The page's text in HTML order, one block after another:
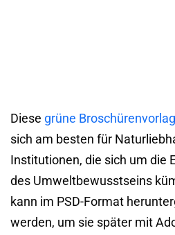
Diese grüne
sich am besten für
Institutionen, die sich um die
des Umweltbewusstseins
kann im PSD-Format
werden, um sie später mit